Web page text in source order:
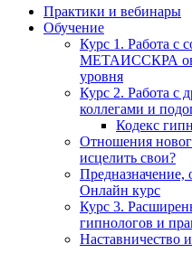
Практики и вебинары
Обучение
Курс 1. Работа с
МЕТАИССКРА
уровня
Курс 2. Работа с
коллегами и
Кодекс
Отношения
исцелить свои?
Онлайн курс
Курс 3.
гипнологов и
Наставничество